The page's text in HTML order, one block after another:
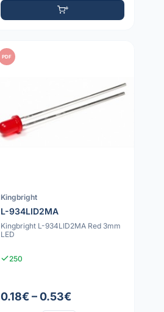
PDF
Kingbright
L-934LID2MA
Kingbright L-934LID2MA Red 3mm
LED
250
0.18€ – 0.53€